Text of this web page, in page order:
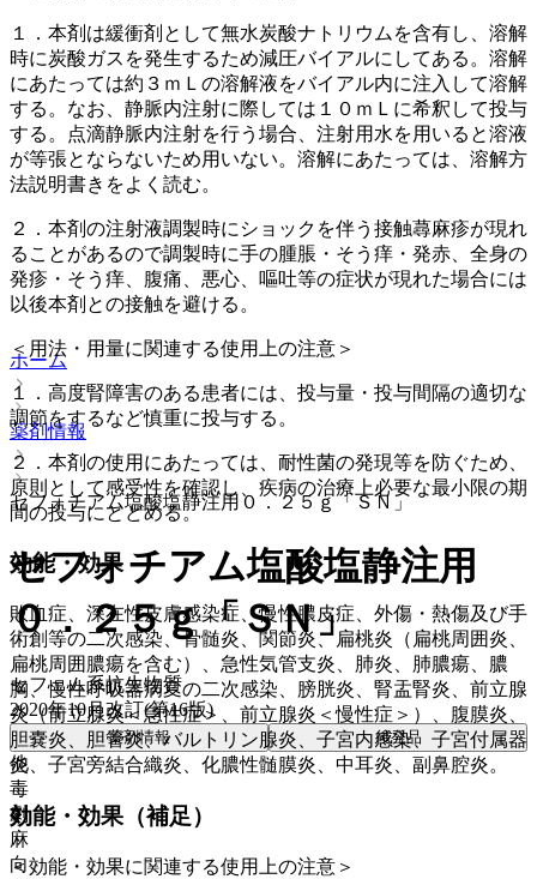
１．本剤は緩衝剤として無水炭酸ナトリウムを含有し、溶解
時に炭酸ガスを発生するため減圧バイアルにしてある。溶解
にあたっては約３ｍＬの溶解液をバイアル内に注入して溶解
する。なお、静脈内注射に際しては１０ｍＬに希釈して投与
する。点滴静脈内注射を行う場合、注射用水を用いると溶液
が等張とならないため用いない。溶解にあたっては、溶解方
法説明書きをよく読む。
２．本剤の注射液調製時にショックを伴う接触蕁麻疹が現れ
ることがあるので調製時に手の腫脹・そう痒・発赤、全身の
発疹・そう痒、腹痛、悪心、嘔吐等の症状が現れた場合には
以後本剤との接触を避ける。
＜用法・用量に関連する使用上の注意＞
１．高度腎障害のある患者には、投与量・投与間隔の適切な
調節をするなど慎重に投与する。
２．本剤の使用にあたっては、耐性菌の発現等を防ぐため、
原則として感受性を確認し、疾病の治療上必要な最小限の期
間の投与にとどめる。
効能・効果
敗血症、深在性皮膚感染症、慢性膿皮症、外傷・熱傷及び手
術創等の二次感染、骨髄炎、関節炎、扁桃炎（扁桃周囲炎、
扁桃周囲膿瘍を含む）、急性気管支炎、肺炎、肺膿瘍、膿
胸、慢性呼吸器病変の二次感染、膀胱炎、腎盂腎炎、前立腺
炎（前立腺炎＜急性症＞、前立腺炎＜慢性症＞）、腹膜炎、
胆嚢炎、胆管炎、バルトリン腺炎、子宮内感染、子宮付属器
炎、子宮旁結合織炎、化膿性髄膜炎、中耳炎、副鼻腔炎。
効能・効果（補足）
＜効能・効果に関連する使用上の注意＞
ホーム
薬剤情報
セフォチアム塩酸塩静注用０．２５ｇ「ＳＮ」
セフォチアム塩酸塩静注用
０．２５ｇ「ＳＮ」
セフェム系抗生物質
2020年10月改訂(第16版)
薬剤情報 後発品
他
毒
劇
麻
向